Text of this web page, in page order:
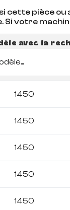
cette pièce
Si votre
avec la
1450
1450
1450
1450
1450